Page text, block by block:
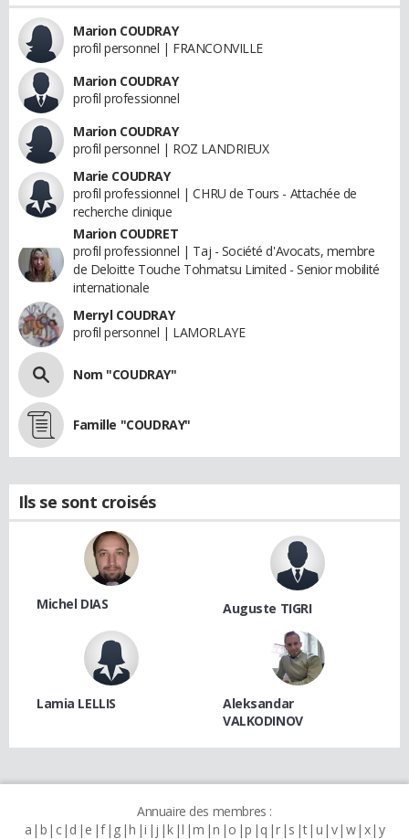
Marion COUDRAY
profil personnel | FRANCONVILLE
Marion COUDRAY
profil professionnel
Marion COUDRAY
profil personnel | ROZ LANDRIEUX
Marie COUDRAY
profil professionnel | CHRU de Tours - Attachée de
recherche clinique
Marion COUDRET
profil professionnel | Taj - Société d'Avocats, membre
de Deloitte Touche Tohmatsu Limited - Senior mobilité
internationale
Merryl COUDRAY
profil personnel | LAMORLAYE
Nom "COUDRAY"
Famille "COUDRAY"
Ils se sont croisés
Michel DIAS Auguste TIGRI
Lamia LELLIS
Aleksandar
VALKODINOV
Annuaire des membres :
a b c d e f g h i j k l m n o p q r s t u v w x y